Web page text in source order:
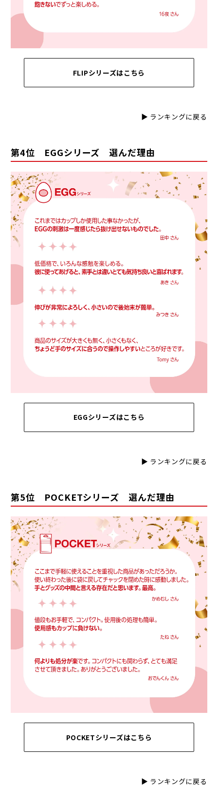
FLIPシリーズはこちら
▶ ランキングに戻る
第4位 EGGシリーズ 選んだ理由
EGGシリーズはこちら
▶ ランキングに戻る
第5位 POCKETシリーズ 選んだ理由
POCKETシリーズはこちら
▶ ランキングに戻る